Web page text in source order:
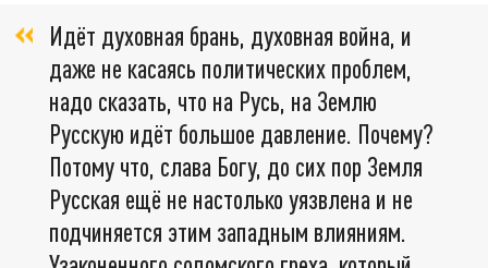
Идёт духовная брань, духовная война, и
даже не касаясь политических проблем,
надо сказать, что на Русь, на Землю
Русскую идёт большое давление. Почему?
Потому что, слава Богу, до сих пор Земля
Русская ещё не настолько уязвлена и не
подчиняется этим западным влияниям.